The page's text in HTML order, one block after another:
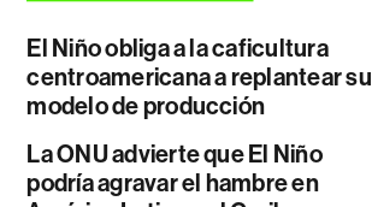
El Niño obliga a la caficultura
centroamericana a replantear su
modelo de producción
La ONU advierte que El Niño
podría agravar el hambre en